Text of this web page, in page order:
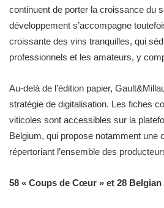
continuent de porter la croissance du
développement s’accompagne
croissante des vins tranquilles, qui
professionnels et les amateurs, y
Au-delà de l’édition papier,
stratégie de digitalisation. Les fiches
viticoles sont accessibles sur la
Belgium, qui propose notamment une
répertoriant l’ensemble des
58 « Coups de Cœur » et 28